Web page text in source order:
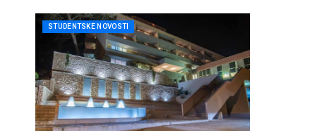
STUDENTSKE NOVOSTI